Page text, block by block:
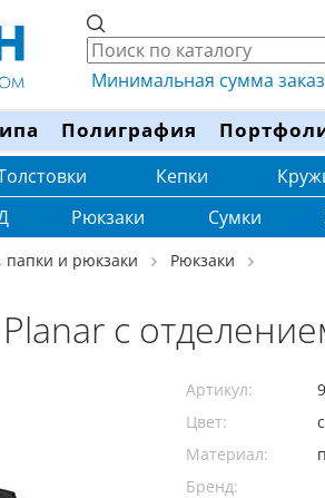
Минимальная сумма
Полиграфия
Кепки
Рюкзаки Сумки
папки и рюкзаки Рюкзаки
с
Артикул:
Цвет:
Материал:
Бренд: